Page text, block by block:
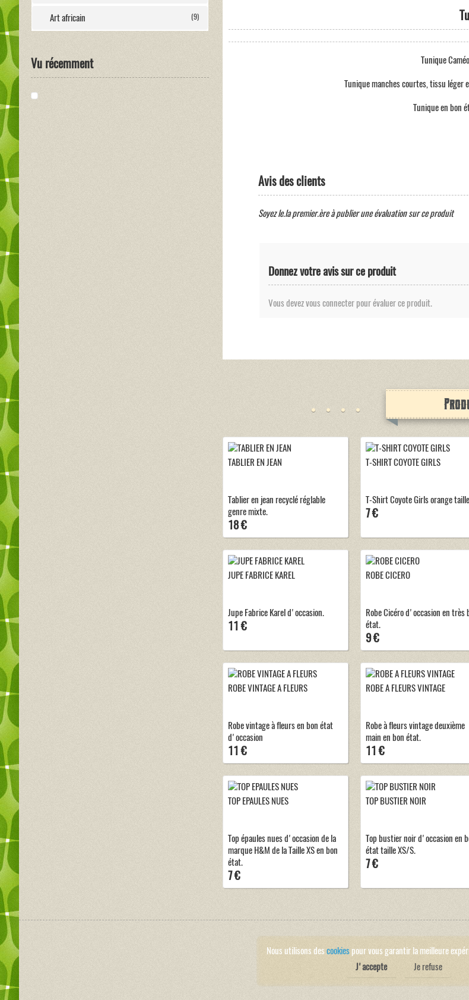
Art africain (9)
Vu récemment
Tunique
Tunique manches courtes, tissu
Tunique en bon
Avis des clients
Soyez le.la premier.ère à publier une évaluation sur ce produit
Donnez votre avis sur ce produit
Vous devez vous connecter pour évaluer ce produit.
TABLIER EN JEAN
Tablier en jean recyclé réglable
genre mixte.
18 €
T-SHIRT COYOTE GIRLS
T-Shirt Coyote Girls orange
7 €
JUPE FABRICE KAREL
Jupe Fabrice Karel d'occasion.
11 €
ROBE CICERO
Robe Cicéro d'occasion en très
état.
9 €
ROBE VINTAGE A FLEURS
Robe vintage à fleurs en bon état
d'occasion
11 €
ROBE A FLEURS VINTAGE
Robe à fleurs vintage deuxième
main en bon état.
11 €
TOP EPAULES NUES
Top épaules nues d'occasion de la
marque H&M de la Taille XS en bon
état.
7 €
TOP BUSTIER NOIR
Top bustier noir d'occasion en
état taille XS/S.
7 €
Nous utilisons des cookiespour vous garantir la meilleure
J'accepte
Je refuse